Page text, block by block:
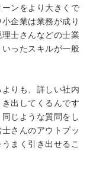
ンをより大きくで
企業は業務が成り
士さんなどの士業
ったスキルが一般
りも、詳しい社内
出してくるんです
じような質問をし
さんのアウトプッ
まく引き出せるこ